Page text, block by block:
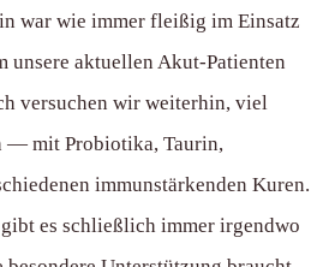
war wie immer fleißig im Einsatz
unsere aktuellen Akut-Patienten
versuchen wir weiterhin, viel
— mit Probiotika, Taurin,
immunstärkenden Kuren.
es schließlich immer irgendwo